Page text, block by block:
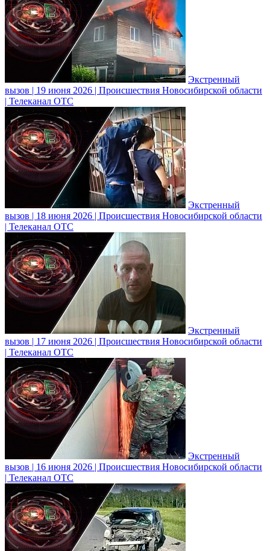
Экстренный
вызов | 19 июня 2026 | Происшествия Новосибирской области
| Телеканал ОТС
Экстренный
вызов | 18 июня 2026 | Происшествия Новосибирской области
| Телеканал ОТС
Экстренный
вызов | 17 июня 2026 | Происшествия Новосибирской области
| Телеканал ОТС
Экстренный
вызов | 16 июня 2026 | Происшествия Новосибирской области
| Телеканал ОТС